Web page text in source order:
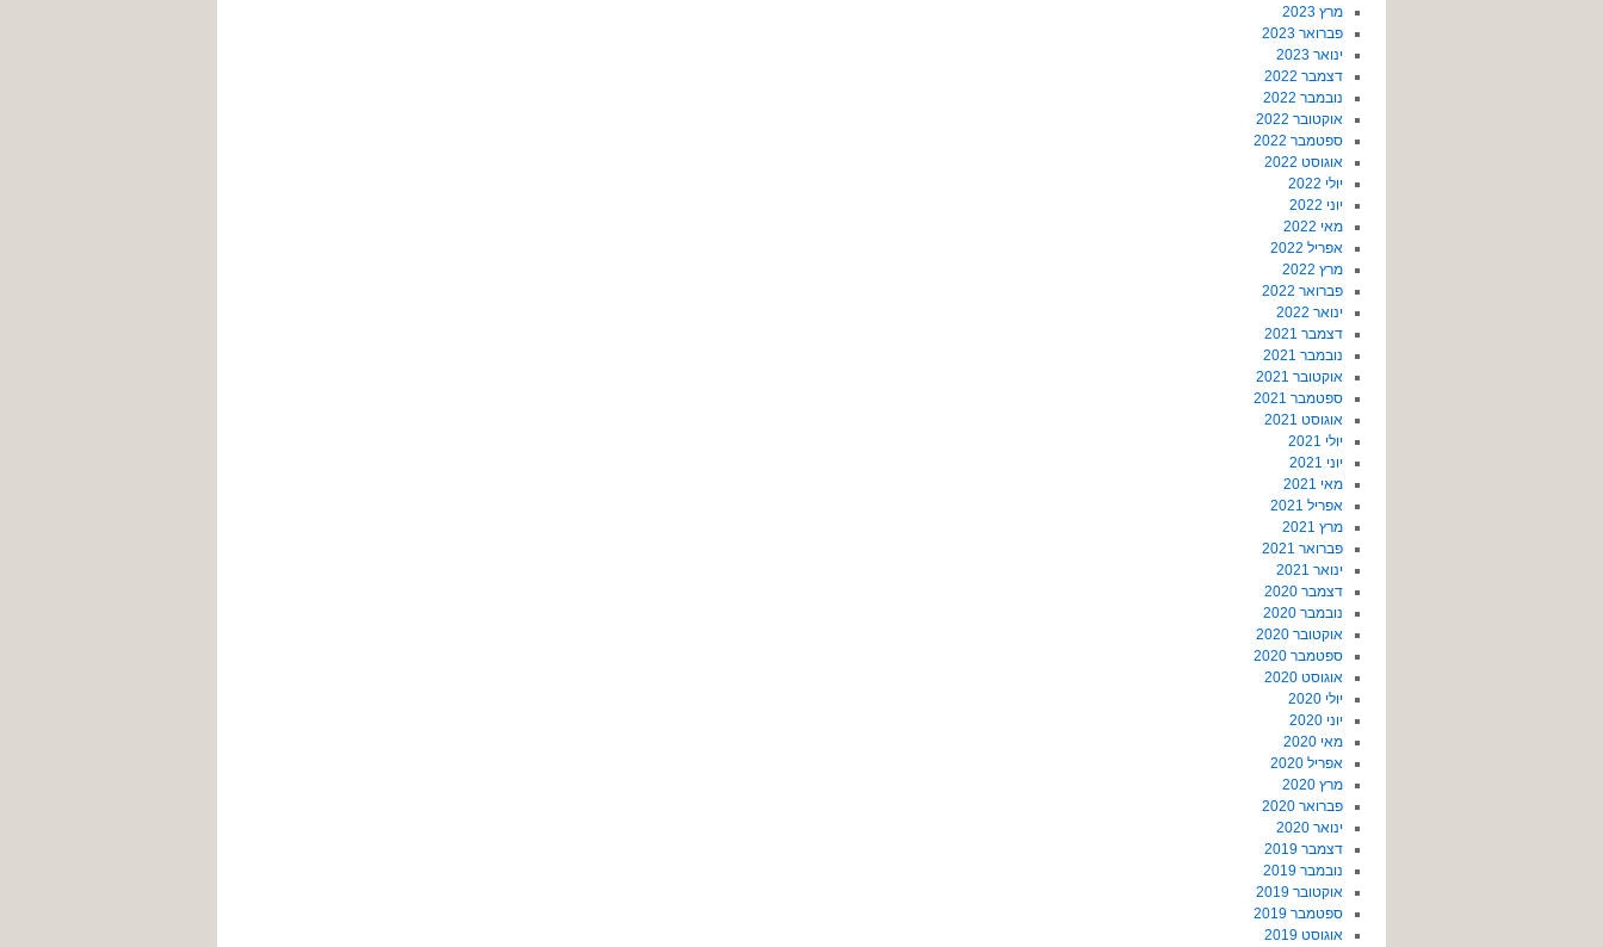
מרץ 2023
פברואר 2023
ינואר 2023
דצמבר 2022
נובמבר 2022
אוקטובר 2022
ספטמבר 2022
אוגוסט 2022
יולי 2022
יוני 2022
מאי 2022
אפריל 2022
מרץ 2022
פברואר 2022
ינואר 2022
דצמבר 2021
נובמבר 2021
אוקטובר 2021
ספטמבר 2021
אוגוסט 2021
יולי 2021
יוני 2021
מאי 2021
אפריל 2021
מרץ 2021
פברואר 2021
ינואר 2021
דצמבר 2020
נובמבר 2020
אוקטובר 2020
ספטמבר 2020
אוגוסט 2020
יולי 2020
יוני 2020
מאי 2020
אפריל 2020
מרץ 2020
פברואר 2020
ינואר 2020
דצמבר 2019
נובמבר 2019
אוקטובר 2019
ספטמבר 2019
אוגוסט 2019